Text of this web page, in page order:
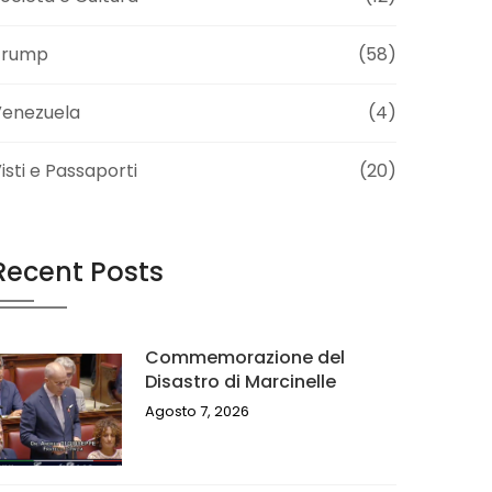
(58)
(4)
e Passaporti (20)
Posts
Commemorazione del
Disastro di Marcinelle
Agosto 7, 2026